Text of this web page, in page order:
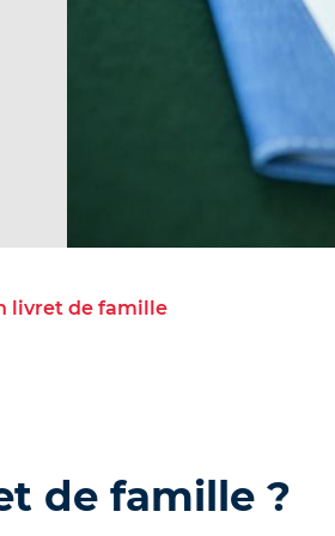
livret de famille
de famille ?